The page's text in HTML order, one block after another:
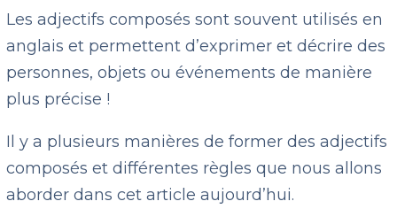
Les adjectifs composés sont souvent utilisés en
anglais et permettent d’exprimer et décrire des
personnes, objets ou événements de manière
plus précise !
Il y a plusieurs manières de former des adjectifs
composés et différentes règles que nous allons
aborder dans cet article aujourd’hui.